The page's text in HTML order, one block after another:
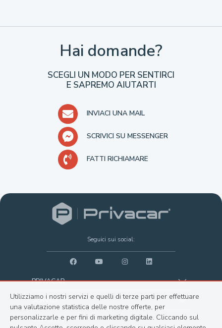
Hai domande?
SCEGLI UN MODO PER SENTIRCI
E SAPREMO AIUTARTI
INVIACI UNA MAIL
SCRIVICI SU MESSENGER
FATTI RICHIAMARE
Seguici sui social:
PRIVACAR
Vendi
Compra
SERVIZI
Finanziamento
CONTATTI
Utilizziamo i nostri servizi e quelli di terze parti per effettuare
una valutazione statistica delle nostre offerte, per
personalizzarle e per fini di marketing digitale. Cliccando sul